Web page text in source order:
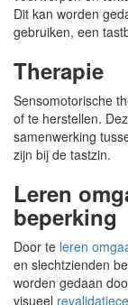
Dit kan worden
gebruiken, een
Therapie
Sensomotorische
of te herstellen.
samenwerking
zijn bij de tastzin.
Leren
beperking
Door te leren
en slechtzienden
worden gedaan
visueel